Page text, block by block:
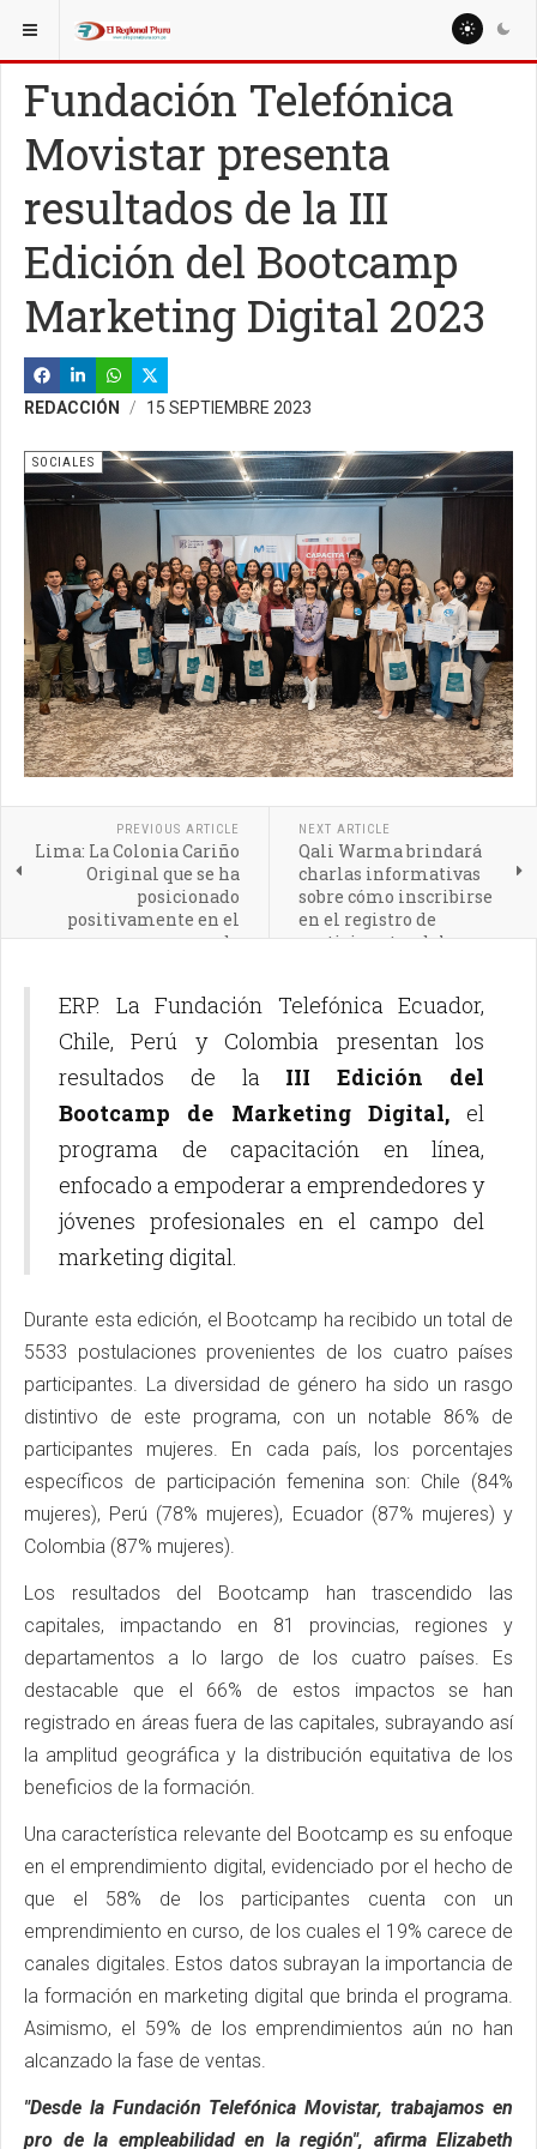
ESTÁ AQUÍ: MISCELANEAS
Fundación Telefónica
Movistar presenta
resultados de la III
Edición del Bootcamp
Marketing Digital 2023
REDACCIÓN 15 SEPTIEMBRE 2023
SOCIALES
PREVIOUS ARTICLE
Lima: La Colonia Cariño
Original que se ha
posicionado
positivamente en el
mercado
NEXT ARTICLE
Qali Warma brindará
charlas informativas
sobre cómo inscribirse
en el registro de
participantes del
ERP. La Fundación Telefónica Ecuador,
Chile, Perú y Colombia presentan los
resultados de la III Edición del
Bootcamp de Marketing Digital,el
programa de capacitación en línea,
enfocado a empoderar a emprendedores y
jóvenes profesionales en el campo del
marketing digital.
Durante esta edición, el Bootcamp ha recibido un total de
5533 postulaciones provenientes de los cuatro países
participantes. La diversidad de género ha sido un rasgo
distintivo de este programa, con un notable 86% de
participantes mujeres. En cada país, los porcentajes
específicos de participación femenina son: Chile (84%
mujeres), Perú (78% mujeres), Ecuador (87% mujeres) y
Colombia (87% mujeres).
Los resultados del Bootcamp han trascendido las
capitales, impactando en 81 provincias, regiones y
departamentos a lo largo de los cuatro países. Es
destacable que el 66% de estos impactos se han
registrado en áreas fuera de las capitales, subrayando así
la amplitud geográfica y la distribución equitativa de los
beneficios de la formación.
Una característica relevante del Bootcamp es su enfoque
en el emprendimiento digital, evidenciado por el hecho de
que el 58% de los participantes cuenta con un
emprendimiento en curso, de los cuales el 19% carece de
canales digitales. Estos datos subrayan la importancia de
la formación en marketing digital que brinda el programa.
Asimismo, el 59% de los emprendimientos aún no han
alcanzado la fase de ventas.
"Desde la Fundación Telefónica Movistar, trabajamos en
pro de la empleabilidad en la región", afirma Elizabeth